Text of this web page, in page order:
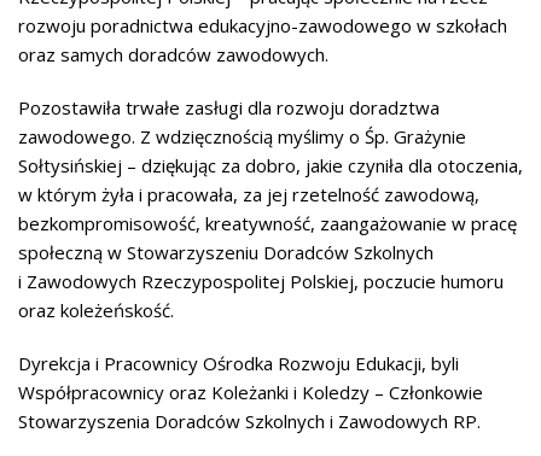
rozwoju poradnictwa edukacyjno-zawodowego w szkołach
oraz samych doradców zawodowych.
Pozostawiła trwałe zasługi dla rozwoju doradztwa
zawodowego. Z wdzięcznością myślimy o Śp. Grażynie
Sołtysińskiej – dziękując za dobro, jakie czyniła dla otoczenia,
w którym żyła i pracowała, za jej rzetelność zawodową,
bezkompromisowość, kreatywność, zaangażowanie w pracę
społeczną w Stowarzyszeniu Doradców Szkolnych
i Zawodowych Rzeczypospolitej Polskiej, poczucie humoru
oraz koleżeńskość.
Dyrekcja i Pracownicy Ośrodka Rozwoju Edukacji, byli
Współpracownicy oraz Koleżanki i Koledzy – Członkowie
Stowarzyszenia Doradców Szkolnych i Zawodowych RP.